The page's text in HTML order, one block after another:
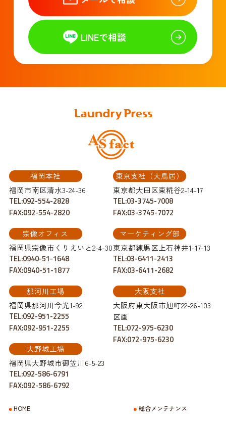
LINEで相談
福岡本社
福岡市南区清水3-24-36
TEL:092-554-2828
FAX:092-554-2820
宗像オフィス
福岡県宗像市くりえいと2-4-30
TEL:0940-51-1648
FAX:0940-51-1877
那河川工場
福岡県那河川今光1-92
TEL:092-951-2255
FAX:092-951-2255
大野城工場
福岡県大野城市御笠川6-5-23
TEL:092-586-6791
FAX:092-586-6792
東京支社（大鳥居）
東京都大田区東糀谷2-14-17
TEL:03-3745-7008
FAX:03-3745-7072
マーケティング部
東京都練馬区上石神井1-17-13
TEL:03-6411-2413
FAX:03-6411-2682
大阪支社
大阪府東大阪市旭町22-26-103
区画
TEL:072-975-6230
FAX:072-975-6230
HOME
総合メンテナンス